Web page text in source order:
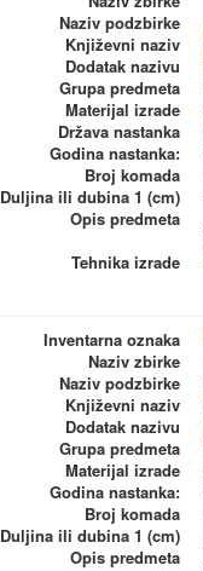
Naziv podzbirke
Književni naziv
Dodatak nazivu
Grupa predmeta
Materijal izrade
Država nastanka
Godina nastanka:
Broj komada
Duljina ili dubina 1 (cm)
Opis predmeta
Tehnika izrade
Inventarna oznaka
Naziv zbirke
Naziv podzbirke
Književni naziv
Dodatak nazivu
Grupa predmeta
Materijal izrade
Godina nastanka:
Broj komada
Duljina ili dubina 1 (cm)
Opis predmeta